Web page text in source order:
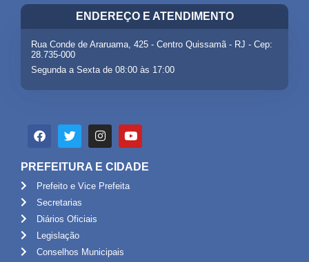
ENDEREÇO E ATENDIMENTO
Rua Conde de Araruama, 425 - Centro Quissamã - RJ - Cep:
28.735-000
Segunda a Sexta de 08:00 às 17:00
PREFEITURA E CIDADE
Prefeito e Vice Prefeita
Secretarias
Diários Oficiais
Legislação
Conselhos Municipais